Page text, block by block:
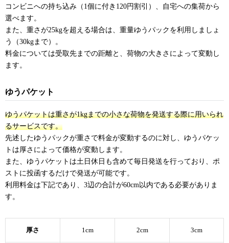
コンビニへの持ち込み（1個に付き120円割引）、自宅への集荷から
選べます。
また、重さが25kgを超える場合は、重量ゆうパックを利用しましょ
う（30kgまで）。
料金については受取先までの距離と、荷物の大きさによって変動し
ます。
ゆうパケット
ゆうパケットは重さが1kgまでの小さな荷物を発送する際に用いられ
るサービスです。
先述したゆうパックが重さで料金が変動するのに対し、ゆうパケッ
トは厚さによって価格が変動します。
また、ゆうパケットは土日休日も含めて毎日発送を行っており、ポ
ストに投函するだけで発送が可能です。
利用料金は下記であり、3辺の合計が60cm以内である必要がありま
す。
厚さ 1cm 2cm 3cm